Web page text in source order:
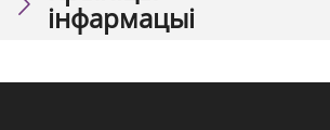
інфармацыі